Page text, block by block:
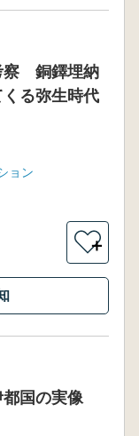
察 銅鐸埋納
る弥生時代
ョン
＋
都国の実像